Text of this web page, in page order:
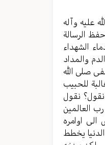
عليه وآله
الرسالة
الشهداء
والمداد
صلى الله
للحبيب
نقول؟ نقول
العالمين
الى اوامره
يخطط